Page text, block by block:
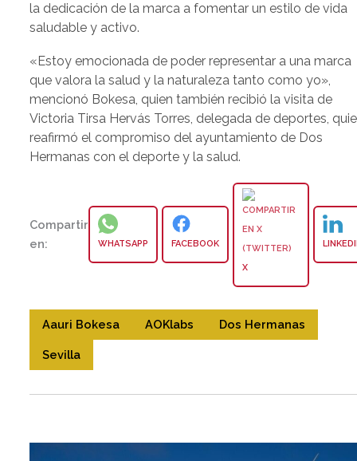
la dedicación de la marca a fomentar un estilo de vida
saludable y activo.
«Estoy emocionada de poder representar a una marca
que valora la salud y la naturaleza tanto como yo»,
mencionó Bokesa, quien también recibió la visita de
Victoria Tirsa Hervás Torres, delegada de deportes,
reafirmó el compromiso del ayuntamiento de Dos
Hermanas con el deporte y la salud.
Compartir
en:
WHATSAPP FACEBOOK
X
Aauri Bokesa AOKlabs Dos Hermanas
Sevilla